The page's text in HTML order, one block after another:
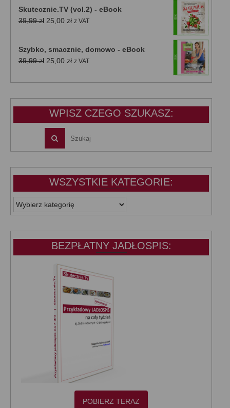
Skutecznie.TV (vol.2) - eBook
39,99zł Pierwotna
39,99 zł.
25,00 złAktualna
25,00 zł.
z VAT
Szybko, smacznie, domowo - eBook
39,99zł Pierwotna
wynosiła:
25,00 złAktualna
wynosi:
z VAT
WPISZ CZEGO SZUKASZ:
WSZYSTKIE KATEGORIE:
WSZYSTKIE
KATEGORIE:
BEZPŁATNY JADŁOSPIS:
POBIERZ TERAZ